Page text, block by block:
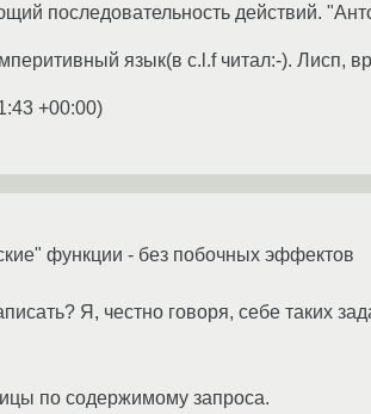
последовательность действий.
язык(в c.l.f читал:-). Лисп,
+00:00)
функции - без побочных эффектов
Я, честно говоря, себе таких
по содержимому запроса.